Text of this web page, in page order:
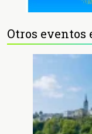
Otros eventos